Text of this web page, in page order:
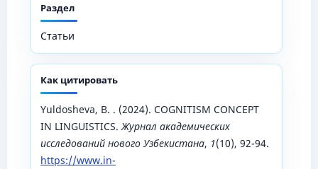
Раздел
Статьи
Как цитировать
Yuldosheva, B. . (2024). COGNITISM CONCEPT
IN LINGUISTICS.Журнал академических
исследований нового Узбекистана, 1(10), 92-94.
https://www.in-